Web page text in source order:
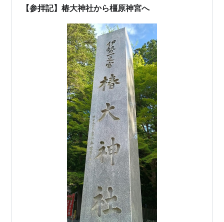
殿 神社HPより 主祭神 彦火明命 …
【参拝記】椿大神社から橿原神宮へ